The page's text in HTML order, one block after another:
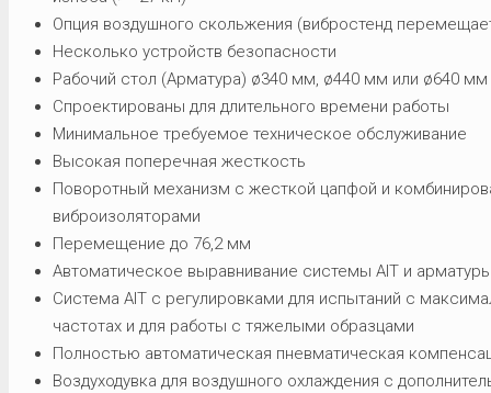
Опция воздушного скольжения (вибростенд
Несколько устройств безопасности
Рабочий стол (Арматура) ø340 мм, ø440 мм или ø640 мм
Спроектированы для длительного времени работы
Минимальное требуемое техническое обслуживание
Высокая поперечная жесткость
Поворотный механизм с жесткой цапфой и
виброизоляторами
Перемещение до 76,2 мм
Автоматическое выравнивание системы AIT и
Система AIT с регулировками для испытаний с
частотах и для работы с тяжелыми образцами
Полностью автоматическая пневматическая
Воздуходувка для воздушного охлаждения с